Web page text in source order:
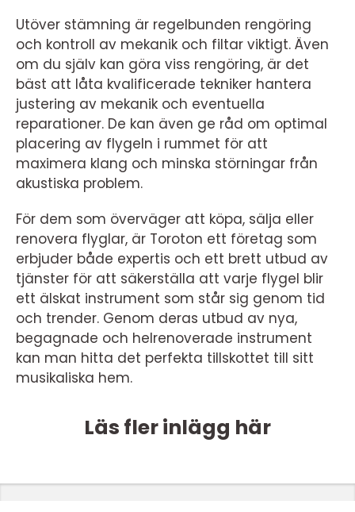
Utöver stämning är regelbunden rengöring
och kontroll av mekanik och filtar viktigt. Även
om du själv kan göra viss rengöring, är det
bäst att låta kvalificerade tekniker hantera
justering av mekanik och eventuella
reparationer. De kan även ge råd om optimal
placering av flygeln i rummet för att
maximera klang och minska störningar från
akustiska problem.
För dem som överväger att köpa, sälja eller
renovera flyglar, är Toroton ett företag som
erbjuder både expertis och ett brett utbud av
tjänster för att säkerställa att varje flygel blir
ett älskat instrument som står sig genom tid
och trender. Genom deras utbud av nya,
begagnade och helrenoverade instrument
kan man hitta det perfekta tillskottet till sitt
musikaliska hem.
Läs fler inlägg här